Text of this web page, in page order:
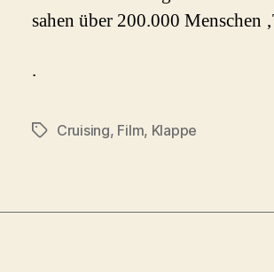
sahen über 200.000 Menschen
.
Schlagwörter
Cruising, Film, Klappe